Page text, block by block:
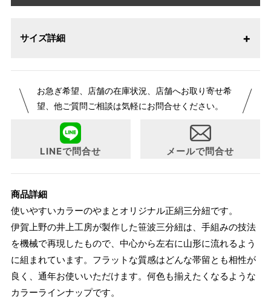
サイズ詳細
お急ぎ希望、店舗の在庫状況、店舗へお取り寄せ希
望、他ご質問ご相談は気軽にお問合せください。
LINEで問合せ メールで問合せ
商品詳細
使いやすいカラーのやまとオリジナル正絹三分紐です。
伊賀上野の井上工房が製作した笹波三分紐は、手組みの技法
を機械で再現したもので、中心から左右に山形に流れるよう
に組まれています。フラットな質感はどんな帯留とも相性が
良く、通年お使いいただけます。何色も揃えたくなるような
カラーラインナップです。